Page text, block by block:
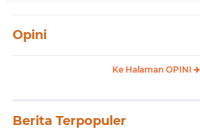
Opini
Ke Halaman OPINI
Berita Terpopuler